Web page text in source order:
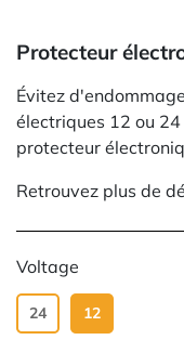
Protecteur
Évitez
électriques 12 ou
protecteur
Retrouvez plus de
Voltage
24 12